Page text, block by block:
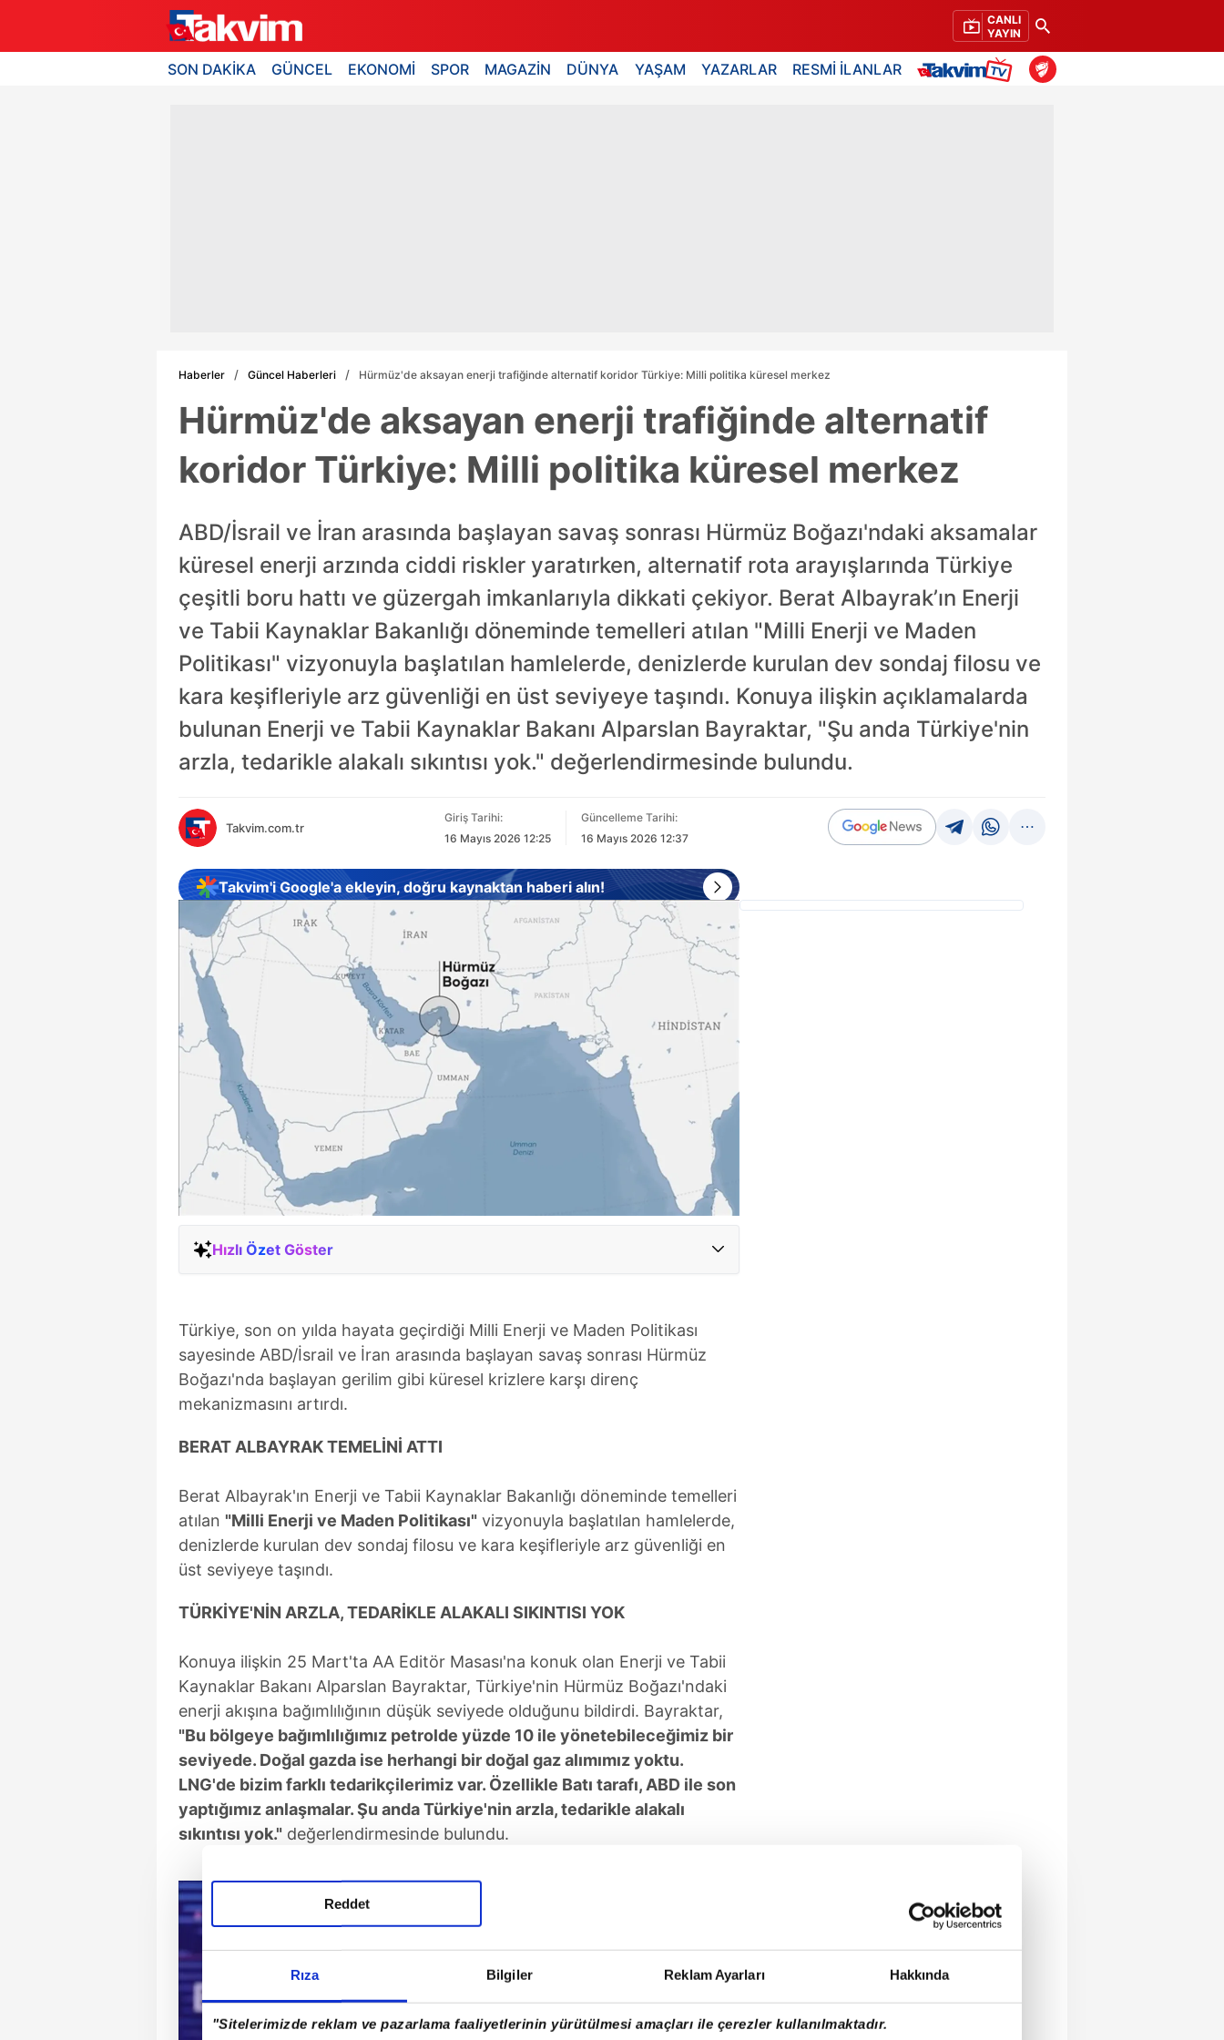
Rıza Bilgiler Reklam Ayarları Hakkında
"Sitelerimizde reklam ve pazarlama faaliyetlerinin yürütülmesi amaçları ile çerezler kullanılmaktadır.
Reddet
CANLI
YAYIN
SON DAKİKA GÜNCEL EKONOMİ SPOR MAGAZİN DÜNYA YAŞAM YAZARLAR RESMİ İLANLAR
Haberler Güncel Haberleri Hürmüz'de aksayan enerji trafiğinde alternatif koridor Türkiye: Milli politika küresel merkez
Hürmüz'de aksayan enerji trafiğinde alternatif
koridor Türkiye: Milli politika küresel merkez
ABD/İsrail ve İran arasında başlayan savaş sonrası Hürmüz Boğazı'ndaki aksamalar
küresel enerji arzında ciddi riskler yaratırken, alternatif rota arayışlarında Türkiye
çeşitli boru hattı ve güzergah imkanlarıyla dikkati çekiyor. Berat Albayrak’ın Enerji
ve Tabii Kaynaklar Bakanlığı döneminde temelleri atılan "Milli Enerji ve Maden
Politikası" vizyonuyla başlatılan hamlelerde, denizlerde kurulan dev sondaj filosu ve
kara keşifleriyle arz güvenliği en üst seviyeye taşındı. Konuya ilişkin açıklamalarda
bulunan Enerji ve Tabii Kaynaklar Bakanı Alparslan Bayraktar, "Şu anda Türkiye'nin
arzla, tedarikle alakalı sıkıntısı yok." değerlendirmesinde bulundu.
Takvim.com.tr
Giriş Tarihi:
16 Mayıs 2026 12:25
Güncelleme Tarihi:
16 Mayıs 2026 12:37
Takvim'i Google'a ekleyin, doğru kaynaktan haberi alın!
Hızlı Özet Göster
Türkiye, son on yılda hayata geçirdiği Milli Enerji ve Maden Politikası
sayesinde ABD/İsrail ve İran arasında başlayan savaş sonrası Hürmüz
Boğazı'nda başlayan gerilim gibi küresel krizlere karşı direnç
mekanizmasını artırdı.
BERAT ALBAYRAK TEMELİNİ ATTI
Berat Albayrak'ın Enerji ve Tabii Kaynaklar Bakanlığı döneminde temelleri
atılan "Milli Enerji ve Maden Politikası" vizyonuyla başlatılan hamlelerde,
denizlerde kurulan dev sondaj filosu ve kara keşifleriyle arz güvenliği en
üst seviyeye taşındı.
TÜRKİYE'NİN ARZLA, TEDARİKLE ALAKALI SIKINTISI YOK
Konuya ilişkin 25 Mart'ta AA Editör Masası'na konuk olan Enerji ve Tabii
Kaynaklar Bakanı Alparslan Bayraktar, Türkiye'nin Hürmüz Boğazı'ndaki
enerji akışına bağımlılığının düşük seviyede olduğunu bildirdi. Bayraktar,
"Bu bölgeye bağımlılığımız petrolde yüzde 10 ile yönetebileceğimiz bir
seviyede. Doğal gazda ise herhangi bir doğal gaz alımımız yoktu.
LNG'de bizim farklı tedarikçilerimiz var. Özellikle Batı tarafı, ABD ile son
yaptığımız anlaşmalar. Şu anda Türkiye'nin arzla, tedarikle alakalı
sıkıntısı yok." değerlendirmesinde bulundu.